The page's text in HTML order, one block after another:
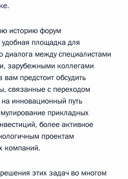
историю форум
площадка для
диалога между специалистами
зарубежными коллегами
предстоит обсудить
связанные с переходом
инновационный путь
прикладных
более активное
проектам
компаний.
этих задач во многом